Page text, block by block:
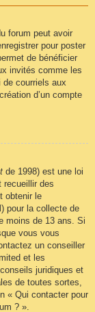
forum peut avoir
pour poster
de bénéficier
invités comme les
de courriels aux
d’un compte
de 1998) est une loi
recueillir des
obtenir le
pour la collecte de
moins de 13 ans. Si
vous vous
un conseiller
et les
juridiques et
de toutes sortes,
« Qui contacter pour
? ».